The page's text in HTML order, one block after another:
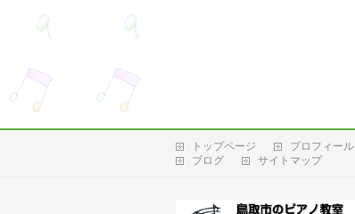
トップページ プロフィール
ブログ
サイトマップ